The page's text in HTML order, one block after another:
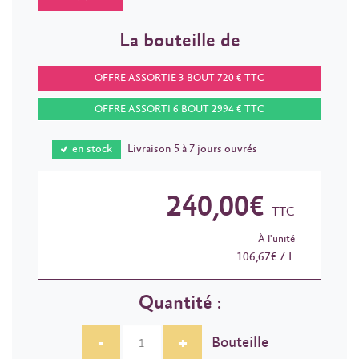
La bouteille de
OFFRE ASSORTIE 3 BOUT 720 € TTC
OFFRE ASSORTI 6 BOUT 2994 € TTC
en stock Livraison 5 à 7 jours ouvrés
240,00€ TTC
À l'unité
106,67€ / L
Quantité :
-
+ Bouteille